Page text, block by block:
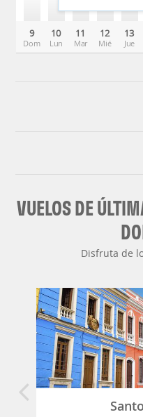
9
Dom
10
Lun
11
Mar
12
Mié
13
Jue
VUELOS DE
Disfruta de